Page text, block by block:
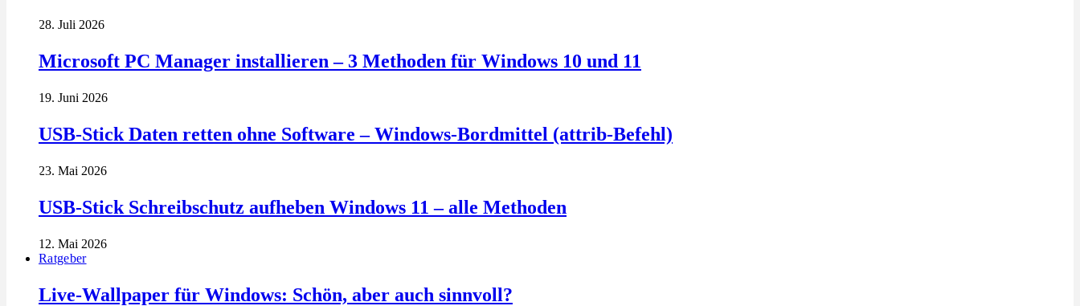
28. Juli 2026
Microsoft PC Manager installieren – 3 Methoden für Windows 10 und 11
19. Juni 2026
USB-Stick Daten retten ohne Software – Windows-Bordmittel (attrib-Befehl)
23. Mai 2026
USB-Stick Schreibschutz aufheben Windows 11 – alle Methoden
12. Mai 2026
Ratgeber
Live-Wallpaper für Windows: Schön, aber auch sinnvoll?